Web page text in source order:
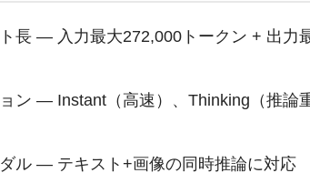
長 — 入力最大272,000トークン + 出力
ン — Instant（高速）、Thinking（推論
ル — テキスト+画像の同時推論に対応